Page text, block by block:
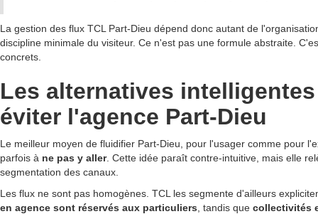
La gestion des flux TCL Part-Dieu dépend donc autant de
discipline minimale du visiteur. Ce n'est pas une formule abstraite.
concrets.
Les alternatives
éviter l'agence Part-Dieu
Le meilleur moyen de fluidifier Part-Dieu, pour l'usager comme pour
parfois à ne pas y aller. Cette idée paraît contre-intuitive, mais elle
segmentation des canaux.
Les flux ne sont pas homogènes. TCL les segmente d'ailleurs
en agence sont réservés aux particuliers , tandis que collectivités